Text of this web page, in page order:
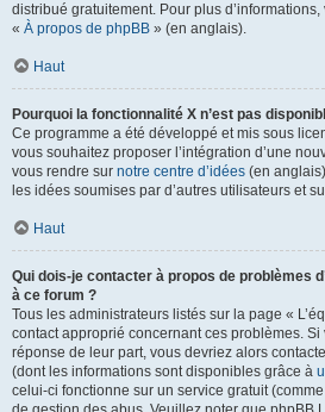
distribué gratuitement. Pour plus
« À propos de phpBB » (en anglais).
Haut
Pourquoi la fonctionnalité X n’est pas
Ce programme a été développé et mis sous
vous souhaitez proposer l’intégration d’une
vous rendre sur notre centre d’idées (en
les idées soumises par d’autres utilisateurs et
Haut
Qui dois-je contacter à propos de problèmes
à ce forum ?
Tous les administrateurs listés sur la page «
contact approprié concernant ces problèmes. Si
réponse de leur part, vous devriez alors
(dont les informations sont disponibles grâce à
celui-ci fonctionne sur un service gratuit